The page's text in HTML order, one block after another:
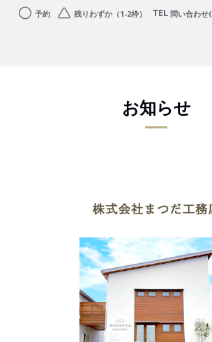
予約 残りわずか（1-2枠） 問い合わせ(
お知らせ